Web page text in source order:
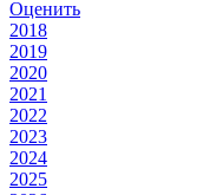
Оценить
2018
2019
2020
2021
2022
2023
2024
2025